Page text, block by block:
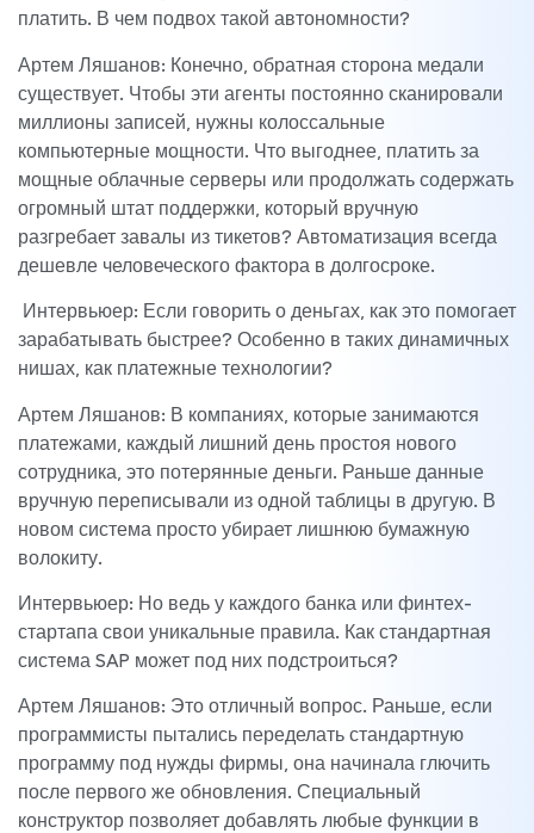
платить. В чем подвох такой автономности?
Артем Ляшанов: Конечно, обратная сторона медали
существует. Чтобы эти агенты постоянно сканировали
миллионы записей, нужны колоссальные
компьютерные мощности. Что выгоднее, платить за
мощные облачные серверы или продолжать содержать
огромный штат поддержки, который вручную
разгребает завалы из тикетов? Автоматизация всегда
дешевле человеческого фактора в долгосроке.
Интервьюер: Если говорить о деньгах, как это помогает
зарабатывать быстрее? Особенно в таких динамичных
нишах, как платежные технологии?
Артем Ляшанов: В компаниях, которые занимаются
платежами, каждый лишний день простоя нового
сотрудника, это потерянные деньги. Раньше данные
вручную переписывали из одной таблицы в другую. В
новом система просто убирает лишнюю бумажную
волокиту.
Интервьюер: Но ведь у каждого банка или финтех-
стартапа свои уникальные правила. Как стандартная
система SAP может под них подстроиться?
Артем Ляшанов: Это отличный вопрос. Раньше, если
программисты пытались переделать стандартную
программу под нужды фирмы, она начинала глючить
после первого же обновления. Специальный
конструктор позволяет добавлять любые функции в